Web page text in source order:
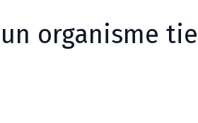
organisme